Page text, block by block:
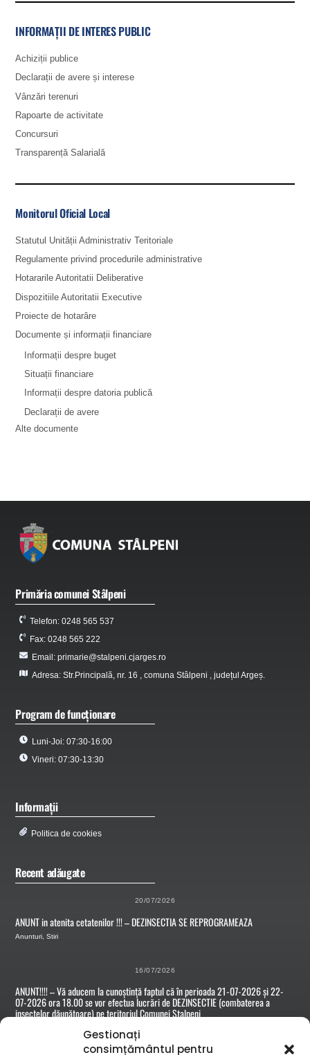
Gestionați
consimțământul pentru
INFORMAȚII DE INTERES PUBLIC
Achiziții publice
Declarații de avere și interese
Vânzări terenuri
Rapoarte de activitate
Concursuri
Transparență Salarială
Monitorul Oficial Local
Statutul Unității Administrativ Teritoriale
Regulamente privind procedurile administrative
Hotararile Autoritatii Deliberative
Dispozitiile Autoritatii Executive
Proiecte de hotarâre
Documente și informații financiare
Informații despre buget
Situații financiare
Informații despre datoria publică
Declarații de avere
Alte documente
Primăria comunei Stâlpeni
Telefon: 0248 565 537
Fax: 0248 565 222
Email: primarie@stalpeni.cjarges.ro
Adresa: Str.Principală, nr. 16 , comuna Stâlpeni , județul Argeș.
Program de funcționare
Luni-Joi: 07:30-16:00
Vineri: 07:30-13:30
Informații
Politica de cookies
Recent adăugate
20/07/2026
ANUNT in atenita cetatenilor !!! – DEZINSECTIA SE REPROGRAMEAZA
Anunturi ,Stiri
16/07/2026
ANUNT!!!! – Vă aducem la cunoștință faptul că în perioada 21-07-2026 și 22-
07-2026 ora 18.00 se vor efectua lucrări de DEZINSECTIE (combaterea a
insectelor dăunătoare) pe teritoriul Comunei Stalpeni